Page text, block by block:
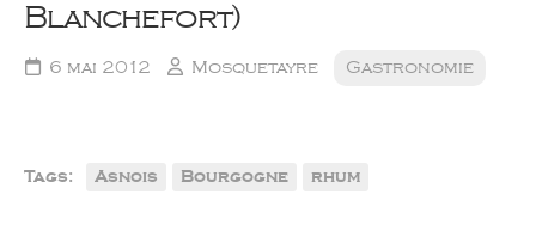
Blanchefort)
6 mai 2012 Mosquetayre Gastronomie
Tags: Asnois Bourgogne rhum